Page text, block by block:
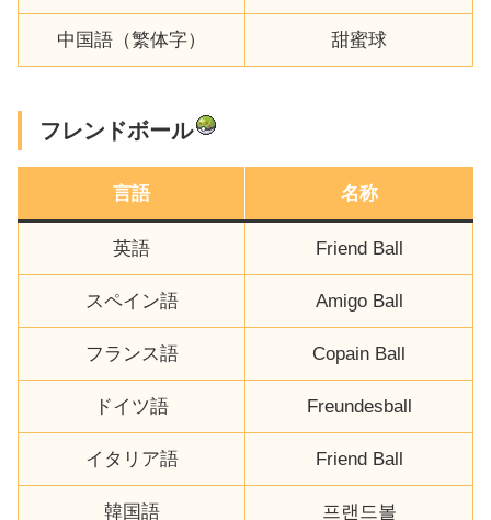
中国語（繁体字） 甜蜜球
フレンドボール
言語 名称
英語 Friend Ball
スペイン語 Amigo Ball
フランス語 Copain Ball
ドイツ語 Freundesball
イタリア語 Friend Ball
韓国語 프랜드볼